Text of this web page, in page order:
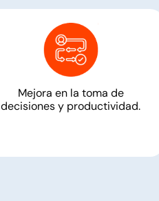
Mejora en la toma de
decisiones y productividad.